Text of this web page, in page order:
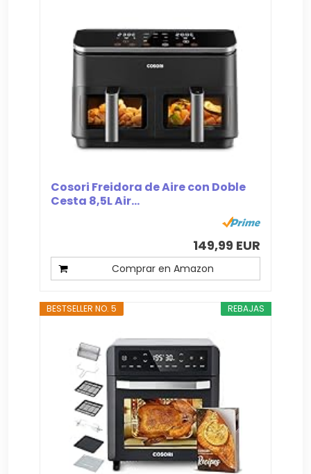
Cosori Freidora de Aire con Doble
Cesta 8,5L Air...
149,99 EUR
Comprar en Amazon
REBAJAS
BESTSELLER NO. 5